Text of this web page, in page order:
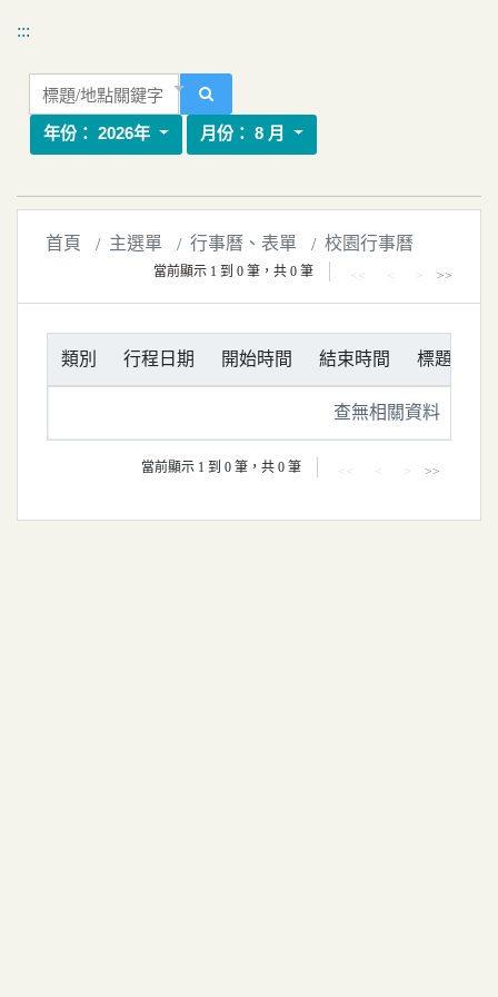
移到主要內容
國立嘉義大學校園行事曆
:::
標題/地點關鍵字
年份： 2026年 月份： 8 月
首頁 主選單 行事曆、表單 校園行事曆
<< < > >>
當前顯示 1 到 0 筆，共 0 筆
類別 行程日期 開始時間 結束時間 標題
查無相關資料
<< < > >>
當前顯示 1 到 0 筆，共 0 筆